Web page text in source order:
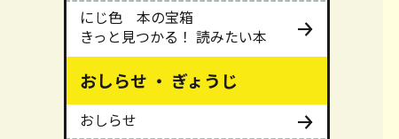
にじ色 本の宝箱
きっと見つかる！ 読みたい本
おしらせ ・ ぎょうじ
おしらせ